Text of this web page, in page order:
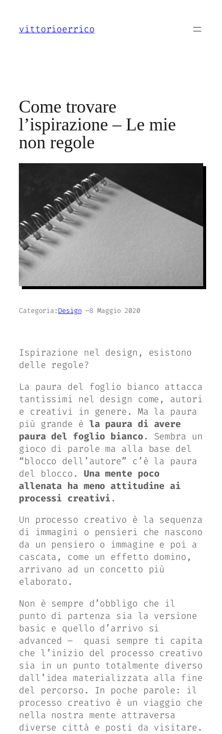
contenuto
vittorioerrico
Come trovare
l’ispirazione – Le mie
non regole
Categoria: Design –8 Maggio 2020
Ispirazione nel design, esistono
delle regole?
La paura del foglio bianco attacca
tantissimi nel design come, autori
e creativi in genere. Ma la paura
più grande è la paura di avere
paura del foglio bianco. Sembra un
gioco di parole ma alla base del
“blocco dell’autore” c’è la paura
del blocco. Una mente poco
allenata ha meno attitudine ai
processi creativi .
Un processo creativo è la sequenza
di immagini o pensieri che nascono
da un pensiero o immagine e poi a
cascata, come un effetto domino,
arrivano ad un concetto più
elaborato.
Non è sempre d’obbligo che il
punto di partenza sia la versione
basic e quello d’arrivo si
advanced –
quasi sempre ti capita
che l’inizio del processo creativo
sia in un punto totalmente diverso
dall’idea materializzata alla fine
del percorso. In poche parole: il
processo creativo è un viaggio che
nella nostra mente attraversa
diverse città e posti da visitare.